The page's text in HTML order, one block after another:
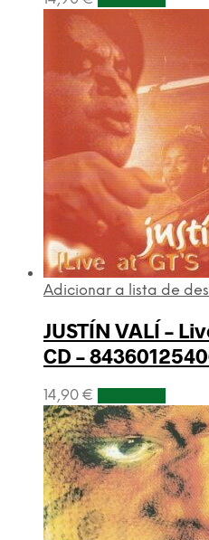
Adicionar a lista de
JUSTÍN VALÍ –
CD –
14,90 €